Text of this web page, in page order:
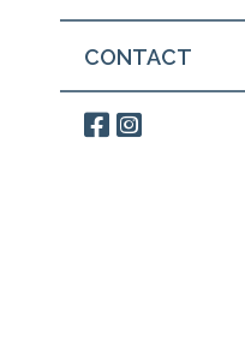
CONTACT